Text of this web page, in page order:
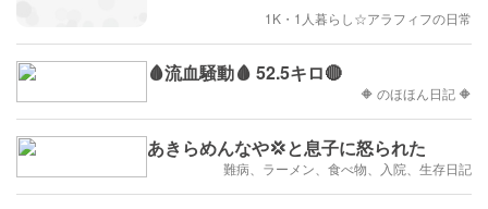
1K・1人暮らし☆アラフィフの日常
🩸流血騒動🩸 52.5キロ🔴
🔶 のほほん日記 🔶
あきらめんなや💢と息子に怒られた
難病、ラーメン、食べ物、入院、生存日記